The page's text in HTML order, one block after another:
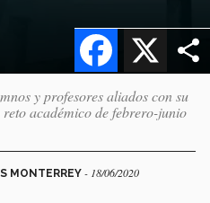
X
Facebook
y profesores aliados con su
académico de febrero-junio
MONTERREY - 18/06/2020